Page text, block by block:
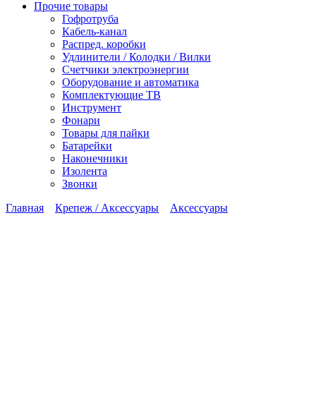
Прочие товары
Гофротруба
Кабель-канал
Распред. коробки
Удлинители / Колодки / Вилки
Счетчики электроэнергии
Оборудование и автоматика
Комплектующие ТВ
Инструмент
Фонари
Товары для пайки
Батарейки
Наконечники
Изолента
Звонки
Главная
Крепеж / Аксессуары Аксессуары